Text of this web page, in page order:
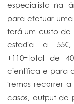
especialista na
para efetuar
terá um custo de
estadia a 55€,
+110=total de
científica e para
iremos recorrer a
casos, output de